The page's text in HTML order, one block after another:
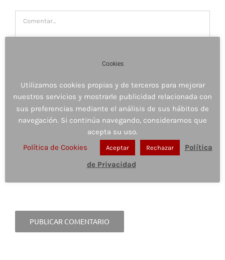
Guardar mi nombre, email y sitio web en este
Cookies
Utilizamos cookies propias y de terceros para mejorar
nuestros servicios y mostrarle publicidad relacionada con
sus preferencias mediante el análisis de sus hábitos de
navegación. Si continúa navegando, consideramos que
acepta su uso.
Política de Cookies
Aceptar Rechazar
Política
de Privacidad